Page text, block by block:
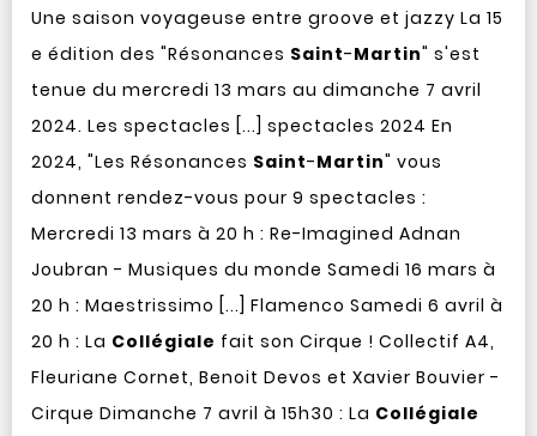
Une saison voyageuse entre groove et jazzy La 15
e édition des "Résonances Saint-Martin" s'est
tenue du mercredi 13 mars au dimanche 7 avril
2024. Les spectacles [...] spectacles 2024 En
2024, "Les Résonances Saint-Martin" vous
donnent rendez-vous pour 9 spectacles :
Mercredi 13 mars à 20 h : Re-Imagined Adnan
Joubran - Musiques du monde Samedi 16 mars à
20 h : Maestrissimo [...] Flamenco Samedi 6 avril à
20 h : La Collégiale fait son Cirque ! Collectif A4,
Fleuriane Cornet, Benoit Devos et Xavier Bouvier -
Cirque Dimanche 7 avril à 15h30 : La Collégiale